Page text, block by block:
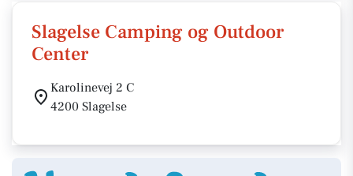
Slagelse Camping og Outdoor
Center
Karolinevej 2 C
4200 Slagelse